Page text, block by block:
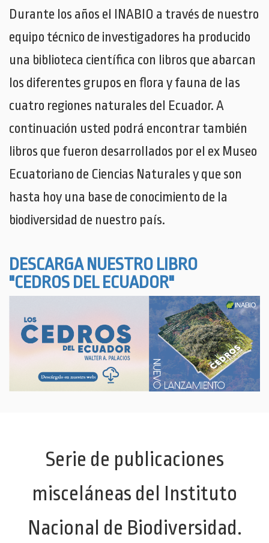
Durante los años el INABIO a través de nuestro
equipo técnico de investigadores ha producido
una biblioteca científica con libros que abarcan
los diferentes grupos en flora y fauna de las
cuatro regiones naturales del Ecuador. A
continuación usted podrá encontrar también
libros que fueron desarrollados por el ex Museo
Ecuatoriano de Ciencias Naturales y que son
hasta hoy una base de conocimiento de la
biodiversidad de nuestro país.
DESCARGA NUESTRO LIBRO
"CEDROS DEL ECUADOR"
Serie de publicaciones
misceláneas del Instituto
Nacional de Biodiversidad.